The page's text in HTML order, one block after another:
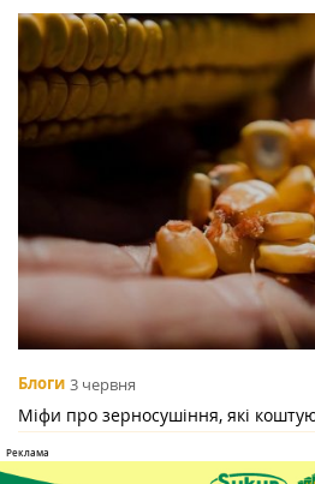
Блоги 3 червня
Міфи про зерносушіння, які